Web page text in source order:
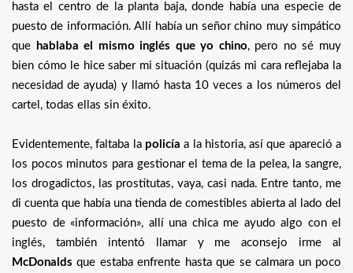
hasta el centro de la planta baja, donde había una especie de
puesto de información. Allí había un señor chino muy simpático
que hablaba el mismo inglés que yo chino, pero no sé muy
bien cómo le hice saber mi situación (quizás mi cara reflejaba la
necesidad de ayuda) y llamó hasta 10 veces a los números del
cartel, todas ellas sin éxito.
Evidentemente, faltaba la policía a la historia, así que apareció a
los pocos minutos para gestionar el tema de la pelea, la sangre,
los drogadictos, las prostitutas, vaya, casi nada. Entre tanto, me
di cuenta que había una tienda de comestibles abierta al lado del
puesto de «información», allí una chica me ayudo algo con el
inglés, también intentó llamar y me aconsejo irme al
McDonalds que estaba enfrente hasta que se calmara un poco